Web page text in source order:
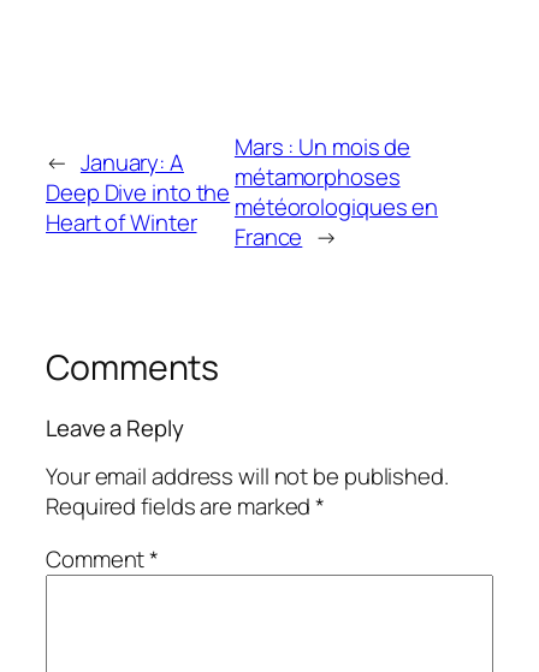
← January: A
Deep Dive into the
Heart of Winter
Mars : Un mois de
métamorphoses
météorologiques en
France →
Comments
Leave a Reply
Your email address will not be published.
Required fields are marked*
Comment*